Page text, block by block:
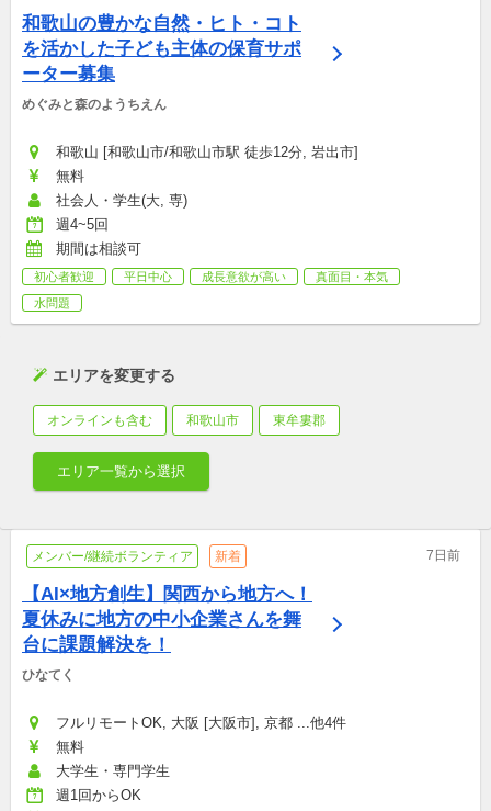
和歌山の豊かな自然・ヒト・コト
を活かした子ども主体の保育サポ
ーター募集
めぐみと森のようちえん
和歌山 [和歌山市/和歌山市駅 徒歩12分, 岩出市]
無料
社会人・学生(大, 専)
週4~5回
期間は相談可
初心者歓迎 平日中心 成長意欲が高い
真面目・本気
水問題
エリアを変更する
オンラインも含む 和歌山市 東牟婁郡
エリア一覧から選択
メンバー/継続ボランティア 新着 7日前
【AI×地方創生】関西から地方へ！
夏休みに地方の中小企業さんを舞
台に課題解決を！
ひなてく
フルリモートOK, 大阪 [大阪市], 京都 ...他4件
無料
大学生・専門学生
週1回からOK